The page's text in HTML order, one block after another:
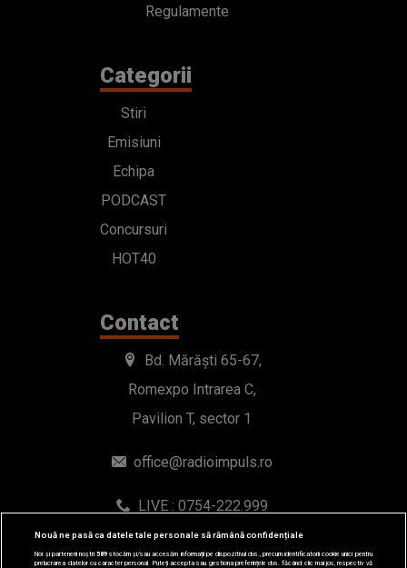
Regulamente
Categorii
Stiri
Emisiuni
Echipa
PODCAST
Concursuri
HOT40
Contact
Bd. Mărăști 65-67,
Romexpo Intrarea C,
Pavilion T, sector 1
office@radioimpuls.ro
LIVE : 0754-222.999
WhatsApp: 0754-222.999
Nouă ne pasă ca datele tale personale să rămână confidențiale
Noi și partenerii noștri589stocăm și/sau accesăm informații pe dispozitivul dvs., precum identificatorii cookie unici pentru
prelucrarea datelor cu caracter personal. Puteți accepta sau gestiona preferințele dvs. făcând clic mai jos, respectiv vă